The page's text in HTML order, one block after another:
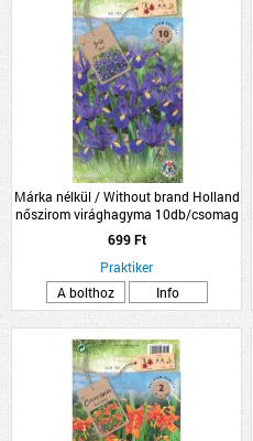
Márka nélkül / Without brand Holland
nőszirom virághagyma 10db/csomag
kék
699 Ft
Praktiker
A bolthoz
Info